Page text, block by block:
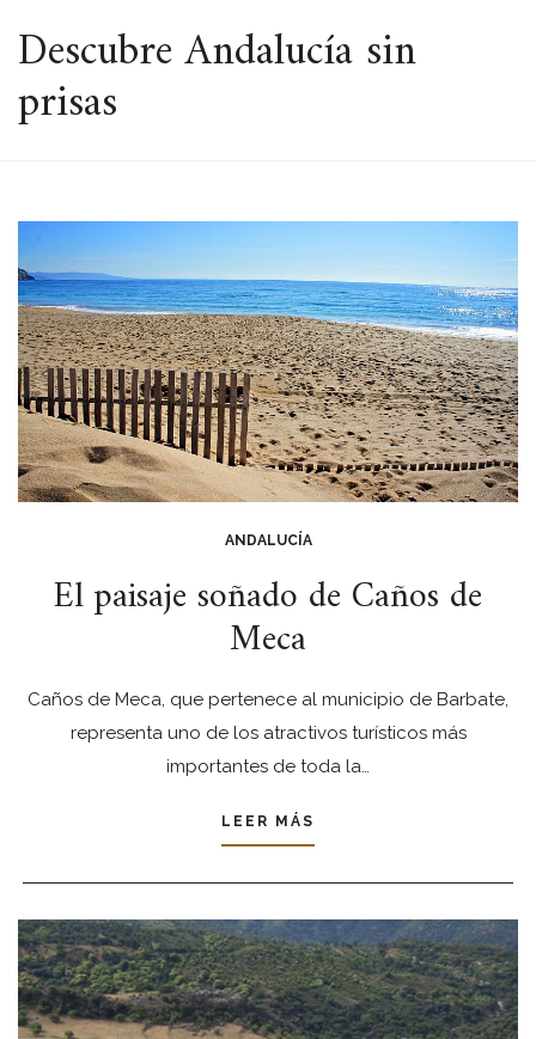
ESPACIO
Descubre Andalucía sin
prisas
ANDALUCÍA
El paisaje soñado de Caños de
Meca
Caños de Meca, que pertenece al municipio de Barbate,
representa uno de los atractivos turísticos más
importantes de toda la…
LEER MÁS